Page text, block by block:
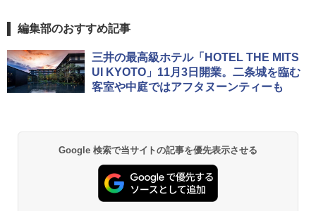
編集部のおすすめ記事
三井の最高級ホテル「HOTEL THE MITS
UI KYOTO」11月3日開業。二条城を臨む
客室や中庭ではアフタヌーンティーも
Google 検索で当サイトの記事を優先表示させる